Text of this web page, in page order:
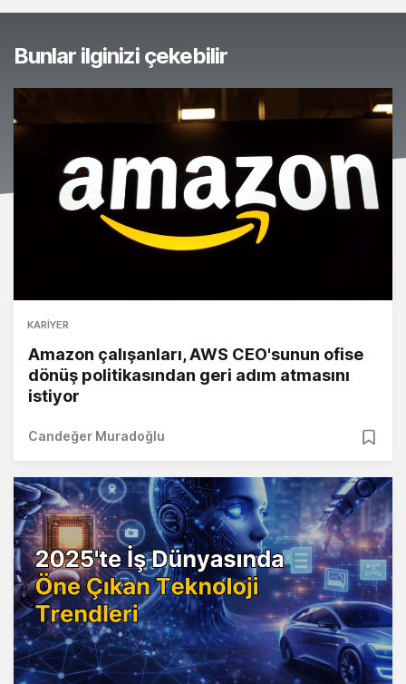
Bunlar ilginizi çekebilir
KARIYER
Amazon çalışanları, AWS CEO'sunun ofise
dönüş politikasından geri adım atmasını
istiyor
Candeğer Muradoğlu